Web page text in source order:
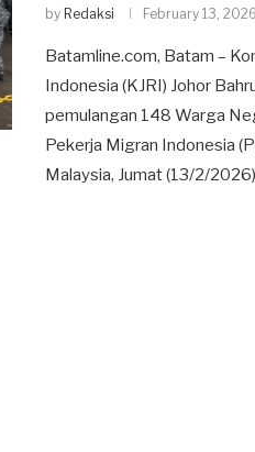
by Redaksi February 13, 2026
Batamline.com, Batam –
Indonesia (KJRI) Johor
pemulangan 148 Warga
Pekerja Migran Indonesia
Malaysia, Jumat (13/2/